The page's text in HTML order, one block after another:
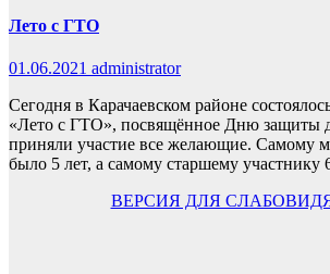
Лето с ГТО
01.06.2021 administrator
Сегодня в Карачаевском районе
«Лето с ГТО», посвящённое Дню защиты
приняли участие все желающие. Самому
было 5 лет, а самому старшему
ВЕРСИЯ ДЛЯ